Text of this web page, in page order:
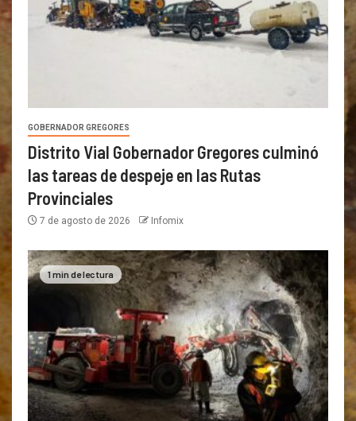
GOBERNADOR GREGORES
Distrito Vial Gobernador Gregores culminó
las tareas de despeje en las Rutas
Provinciales
7 de agosto de 2026 Infomix
1 min de lectura